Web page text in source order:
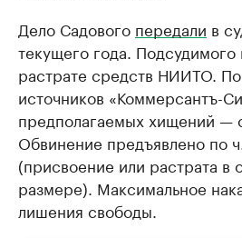
Дело Садового передали в
текущего года. Подсудимого
растрате средств НИИТО.
источников «Коммерсантъ-
предполагаемых хищений —
Обвинение предъявлено по
(присвоение или растрата в
размере). Максимальное
лишения свободы.